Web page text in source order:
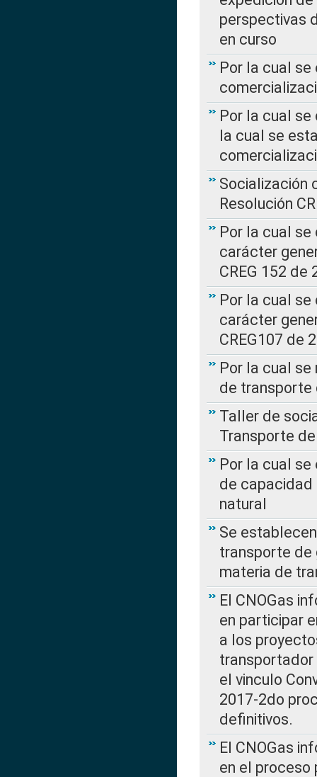
perspectivas
en curso
Por la cual
Por la cual se
la cual se
Socialización
Resolución
Por la cual
carácter
CREG 152 de
Por la cual
carácter
CREG107 de
Por la cual
de transporte
Taller de
Transporte
Por la cual
de capacidad
natural
Se
transporte de
materia de
El CNOGas
en participar
a los
transportador
el vinculo
2017-2do
definitivos.
El CNOGas
en el proceso